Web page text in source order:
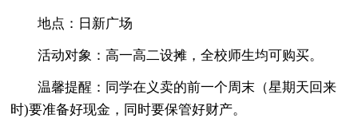
地点：日新广场
活动对象：高一高二设摊，全校师生均可购买。
温馨提醒：同学在义卖的前一个周末（星期天回来
时)要准备好现金，同时要保管好财产。